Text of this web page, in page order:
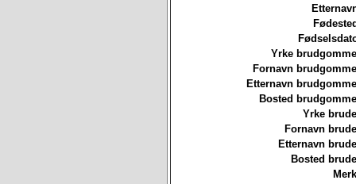
Yrke
Fornavn
Etternavn
Bosted
Yrke
Fornavn
Etternavn
Bosted